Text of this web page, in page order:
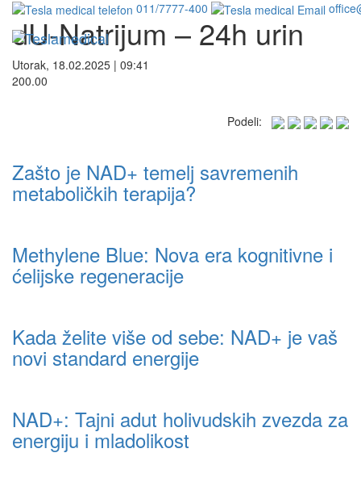
011/7777-400
dU-Natrijum – 24h urin
Utorak, 18.02.2025 | 09:41
200.00
Podeli:
Zašto je NAD+ temelj savremenih
metaboličkih terapija?
Methylene Blue: Nova era kognitivne i
ćelijske regeneracije
Kada želite više od sebe: NAD+ je vaš
novi standard energije
NAD+: Tajni adut holivudskih zvezda za
energiju i mladolikost